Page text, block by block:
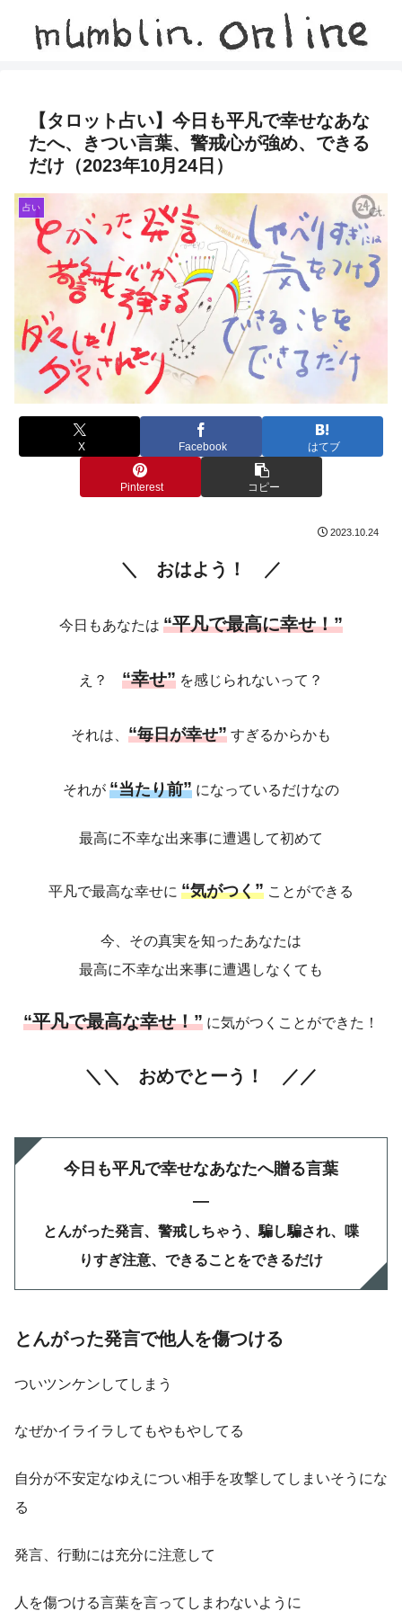
【タロット占い】今日も平凡で幸せなあな
たへ、きつい言葉、警戒心が強め、できる
だけ（2023年10月24日）
占い
X Facebook はてブ
Pinterest コピー
2023.10.24
＼ おはよう！ ／
今日もあなたは “平凡で最高に幸せ！”
え？ “幸せ” を感じられないって？
それは、 “毎日が幸せ” すぎるからかも
それが “当たり前” になっているだけなの
最高に不幸な出来事に遭遇して初めて
平凡で最高な幸せに “気がつく” ことができる
今、その真実を知ったあなたは
最高に不幸な出来事に遭遇しなくても
“平凡で最高な幸せ！” に気がつくことができた！
＼ ＼ おめでとーう！ ／／
今日も平凡で幸せなあなたへ贈る言葉
—
とんがった発言、警戒しちゃう、騙し騙され、喋
りすぎ注意、できることをできるだけ
とんがった発言で他人を傷つける
ついツンケンしてしまう
なぜかイライラしてもやもやしてる
自分が不安定なゆえについ相手を攻撃してしまいそうにな
る
発言、行動には充分に注意して
人を傷つける言葉を言ってしまわないように